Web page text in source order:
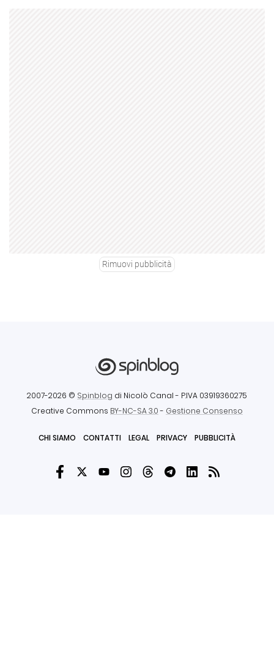
Rimuovi pubblicità
2007-2026 © Spinblog di Nicolò Canal - P.IVA 03919360275
Creative Commons BY-NC-SA 3.0- Gestione Consenso
CHI SIAMO CONTATTI LEGAL PRIVACY PUBBLICITÀ